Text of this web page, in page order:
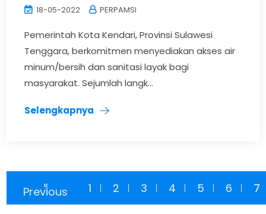
18-05-2022 PERPAMSI
Pemerintah Kota Kendari, Provinsi Sulawesi
Tenggara, berkomitmen menyediakan akses air
minum/bersih dan sanitasi layak bagi
masyarakat. Sejumlah langk...
Selengkapnya
«
Previous 1 2 3 4 5 6 7